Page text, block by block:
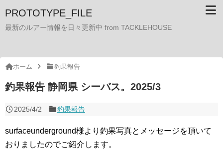
PROTOTYPE_FILE
最新のルアー情報を日々更新中 from TACKLEHOUSE
ホーム 釣果報告
釣果報告 静岡県 シーバス。2025/3
2025/4/2 釣果報告
surfaceunderground様より釣果写真とメッセージを頂いて
おりましたのでご紹介します。